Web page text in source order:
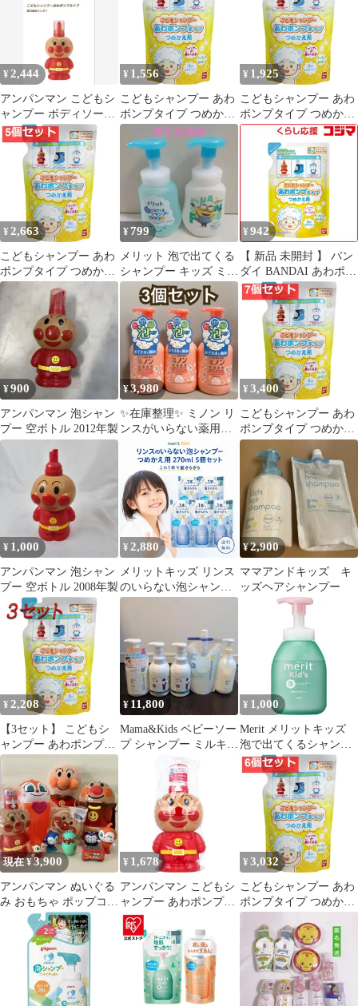
¥ 2,444
アンパンマン こどもシ
ャンプー ボディソープ
あわポンプタイプ
¥ 1,556
こどもシャンプー あわ
ポンプタイプ つめかえ
用 200mL 2個セット ま
とめ売り
¥ 1,925
こどもシャンプー あわ
ポンプタイプ つめかえ
用 200mL 3個セット ま
とめ売り
¥ 2,663
こどもシャンプー あわ
ポンプタイプ つめかえ
用 200mL 5個セット ま
とめ売り
¥ 799
メリット 泡で出てくる
シャンプー キッズ ミニ
オンズ 空容器のみ
¥ 942
【 新品 未開封 】 バン
ダイ BANDAI あわポン
プシャンプー つめかえ
用 未使用 送料無料
¥900
アンパンマン 泡シャン
プー 空ボトル 2012年製
¥3,980
✨在庫整理✨ ミノン リ
ンスがいらない薬用ヘ
アシャンプー 380mL×3
¥ 3,400
こどもシャンプー あわ
ポンプタイプ つめかえ
用 200mL 7個セット ま
とめ売り
¥ 1,000
アンパンマン 泡シャン
プー 空ボトル 2008年製
¥2,880
メリットキッズ リンス
のいらない泡シャンプ
ー 5個セット つめかえ
ャンプー 弱酸性 泡タイ
プ ノンシリコーン 植物
由来成分 髪 すこやか
さらさら ひとり洗い 時
短 お風呂 スキンケア
ボディケア 夏の汗 贈り
物 ギフト
¥2,900
ママアンドキッズ キ
ッズヘアシャンプー
¥ 2,208
【3セット】 こどもシ
ャンプー あわポンプタ
イプ つめかえ用 200mL
¥ 11,800
Mama&Kids ベビーソー
プ シャンプー ミルキー
¥ 1,000
Merit メリットキッズ
泡で出てくるシャンプ
ー ポンプ 330ml
現在 ¥3,900
アンパンマン ぬいぐる
み おもちゃ ポップコー
ンケース シャンプー 11
点セット
¥ 1,678
アンパンマン こどもシ
ャンプー あわポンプタ
イプ 250mL
¥ 3,032
こどもシャンプー あわ
ポンプタイプ つめかえ
用 200mL 6個セット ま
とめ売り